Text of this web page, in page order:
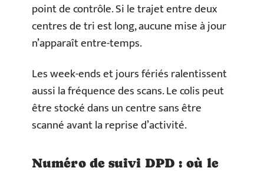
point de contrôle. Si le trajet entre deux
centres de tri est long, aucune mise à jour
n’apparaît entre-temps.
Les week-ends et jours fériés ralentissent
aussi la fréquence des scans. Le colis peut
être stocké dans un centre sans être
scanné avant la reprise d’activité.
Numéro de suivi DPD : où le